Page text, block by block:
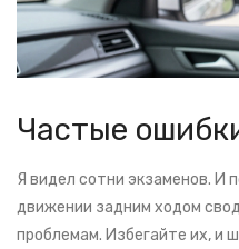
Частые
Я видел сотни экзаменов. И
движении задним ходом
проблемам. Избегайте их, и